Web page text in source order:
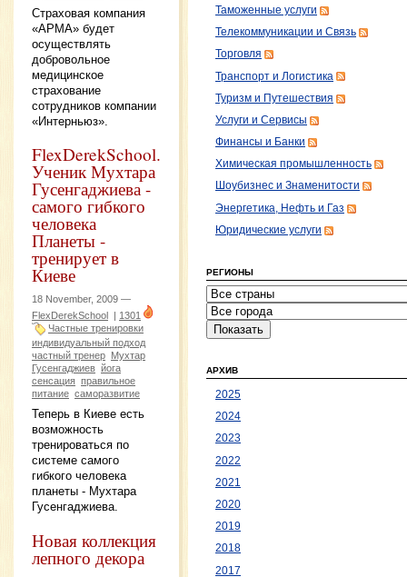
Страховая компания
«АРМА» будет
осуществлять
добровольное
медицинское
страхование
сотрудников компании
«Интерньюз».
FlexDerekSchool.
Ученик Мухтара
Гусенгаджиева -
самого гибкого
человека
Планеты -
тренирует в
Киеве
18 November, 2009 —
FlexDerekSchool
1301
Частные тренировки
индивидуальный подход
частный тренер Мухтар
Гусенгаджиев йога
сенсация правильное
питание саморазвитие
Теперь в Киеве есть
возможность
тренироваться по
системе самого
гибкого человека
планеты - Мухтара
Гусенгаджиева.
Новая коллекция
лепного декора
Таможенные услуги
Телекоммуникации и Связь
Торговля
Транспорт и Логистика
Туризм и Путешествия
Услуги и Сервисы
Финансы и Банки
Химическая промышленность
Шоубизнес и Знаменитости
Энергетика, Нефть и Газ
Юридические услуги
РЕГИОНЫ
АРХИВ
2025
2024
2023
2022
2021
2020
2019
2018
2017